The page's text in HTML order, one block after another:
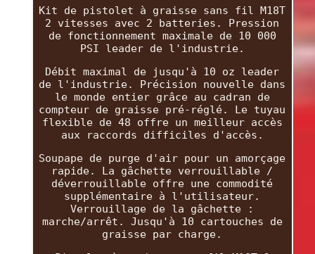
Kit de pistolet à graisse sans fil M18T
2 vitesses avec 2 batteries. Pression
de fonctionnement maximale de 10 000
PSI leader de l'industrie.
Débit maximal de jusqu'à 10 oz leader
de l'industrie. Précision nouvelle dans
le monde entier grâce au cadran de
compteur de graisse pré-réglé. Le tuyau
flexible de 48 offre un meilleur accès
aux raccords difficiles d'accès.
Soupape de purge d'air pour un amorçage
rapide. La gâchette verrouillable /
déverrouillable offre une commodité
supplémentaire à l'utilisateur.
Verrouillage de la gâchette :
marche/arrêt. Jusqu'à 10 cartouches de
graisse par charge.